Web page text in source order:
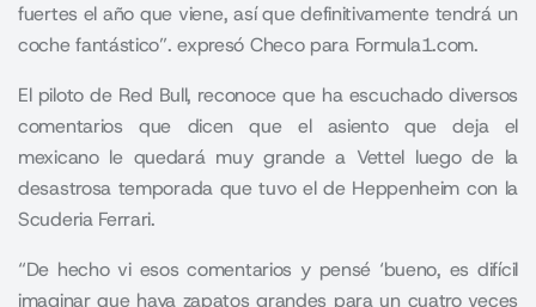
fuertes el año que viene, así que definitivamente tendrá un
coche fantástico”. expresó Checo para Formula1.com.
El piloto de Red Bull, reconoce que ha escuchado diversos
comentarios que dicen que el asiento que deja el
mexicano le quedará muy grande a Vettel luego de la
desastrosa temporada que tuvo el de Heppenheim con la
Scuderia Ferrari.
“De hecho vi esos comentarios y pensé ‘bueno, es difícil
imaginar que haya zapatos grandes para un cuatro veces